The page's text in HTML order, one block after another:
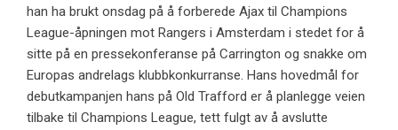
han ha brukt onsdag på å forberede Ajax til Champions
League-åpningen mot Rangers i Amsterdam i stedet for å
sitte på en pressekonferanse på Carrington og snakke om
Europas andrelags klubbkonkurranse. Hans hovedmål for
debutkampanjen hans på Old Trafford er å planlegge veien
tilbake til Champions League, tett fulgt av å avslutte